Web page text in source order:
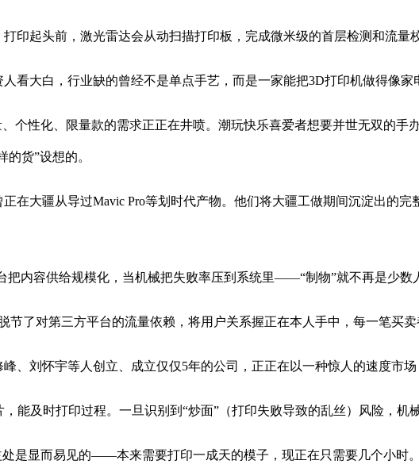
起头前，激光雷达会从动扫描打印板，完成微米级的首层检测和流量校
大白，行业缺的曾经不是单点手艺，而是一家能把3D打印机做得像家
性化、限量款的需求正正在井喷。潮玩快乐喜爱者想要并世无双的手
的货”设想的。
大疆从导过Mavic Pro等划时代产物。他们将大疆工做期间沉淀出的
容供给规模化，当机械把失败率压到系统里——“制物”就不再是少数
了对第三方平台的流量依赖，将用户关系握正在本人手中，每一笔买卖
刘怀宇等人创立、成立仅仅5年的公司，正正在以一种惊人的速度市场
及时打印过程。一旦识别到“炒面”（打印失败导致的乱丝）风险，机
显而易见的——本来需要打印一成天的模子，现正在只需要几个小时。